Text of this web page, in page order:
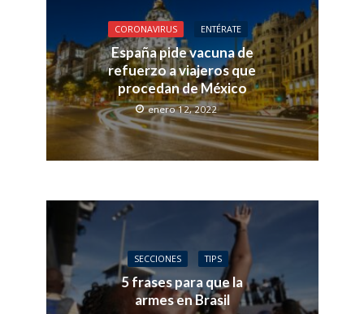
CORONAVIRUS ENTÉRATE
España pide vacuna de
refuerzo a viajeros que
procedan de México
enero 12, 2022
SECCIONES TIPS
5 frases para que la
armes en Brasil